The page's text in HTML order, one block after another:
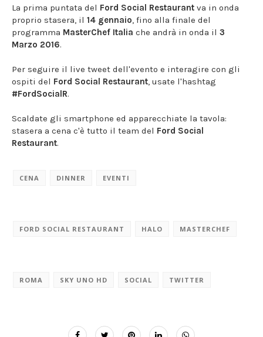
La prima puntata del Ford Social Restaurant va in onda
proprio stasera, il 14 gennaio, fino alla finale del
programma MasterChef Italia che andrà in onda il 3
Marzo 2016.
Per seguire il live tweet dell'evento e interagire con gli
ospiti del Ford Social Restaurant, usate l'hashtag
#FordSocialR.
Scaldate gli smartphone ed apparecchiate la tavola:
stasera a cena c'è tutto il team del Ford Social
Restaurant.
CENA DINNER EVENTI
FORD SOCIAL RESTAURANT HALO MASTERCHEF
ROMA SKY UNO HD SOCIAL TWITTER